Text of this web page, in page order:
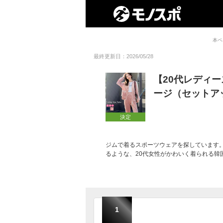
本
最終更新日：2026/05/28
決定
【20代レディ
ージ（セットア
ジムで着るスポーツウェアを探していま
るような、20代女性がかわいく着られる
1